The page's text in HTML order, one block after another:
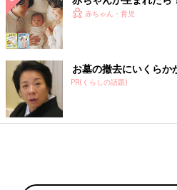
赤ちゃん・育児
お墓の撤去にいくらか
PR(くらしの話題)